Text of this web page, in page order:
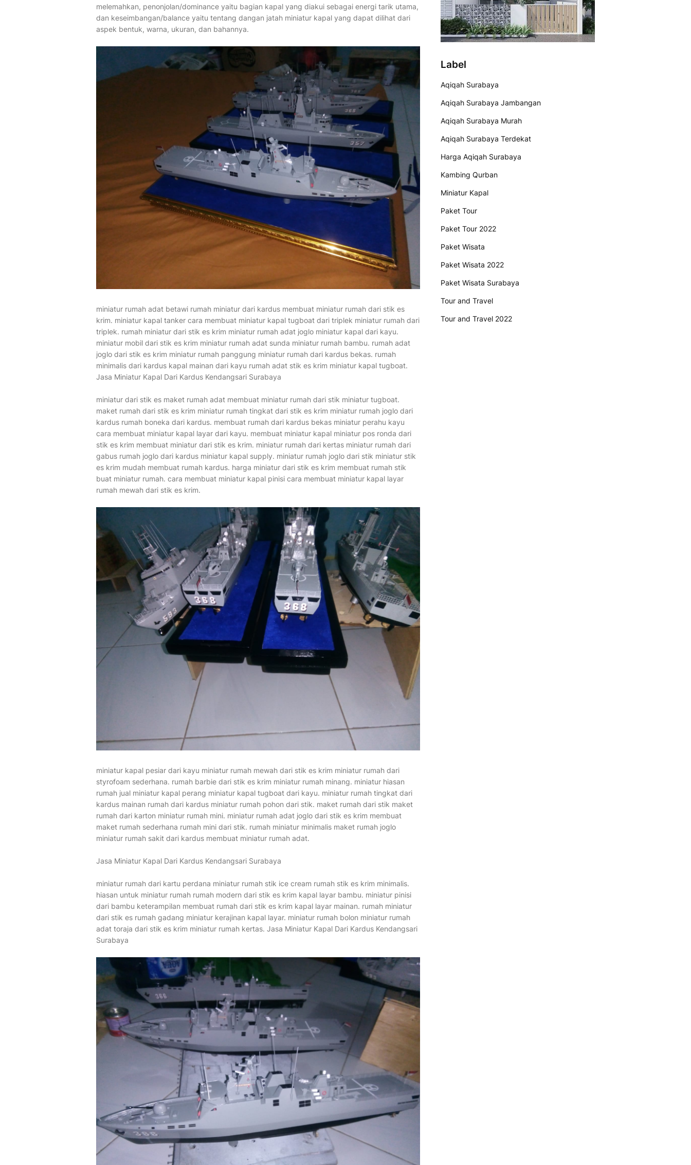
melemahkan, penonjolan/dominance yaitu bagian kapal yang diakui sebagai energi tarik utama,
dan keseimbangan/balance yaitu tentang dangan jatah miniatur kapal yang dapat dilihat dari
aspek bentuk, warna, ukuran, dan bahannya.
miniatur rumah adat betawi rumah miniatur dari kardus membuat miniatur rumah dari stik es
krim. miniatur kapal tanker cara membuat miniatur kapal tugboat dari triplek miniatur rumah dari
triplek. rumah miniatur dari stik es krim miniatur rumah adat joglo miniatur kapal dari kayu.
miniatur mobil dari stik es krim miniatur rumah adat sunda miniatur rumah bambu. rumah adat
joglo dari stik es krim miniatur rumah panggung miniatur rumah dari kardus bekas. rumah
minimalis dari kardus kapal mainan dari kayu rumah adat stik es krim miniatur kapal tugboat.
Jasa Miniatur Kapal Dari Kardus Kendangsari Surabaya
miniatur dari stik es maket rumah adat membuat miniatur rumah dari stik miniatur tugboat.
maket rumah dari stik es krim miniatur rumah tingkat dari stik es krim miniatur rumah joglo dari
kardus rumah boneka dari kardus. membuat rumah dari kardus bekas miniatur perahu kayu
cara membuat miniatur kapal layar dari kayu. membuat miniatur kapal miniatur pos ronda dari
stik es krim membuat miniatur dari stik es krim. miniatur rumah dari kertas miniatur rumah dari
gabus rumah joglo dari kardus miniatur kapal supply. miniatur rumah joglo dari stik miniatur stik
es krim mudah membuat rumah kardus. harga miniatur dari stik es krim membuat rumah stik
buat miniatur rumah. cara membuat miniatur kapal pinisi cara membuat miniatur kapal layar
rumah mewah dari stik es krim.
miniatur kapal pesiar dari kayu miniatur rumah mewah dari stik es krim miniatur rumah dari
styrofoam sederhana. rumah barbie dari stik es krim miniatur rumah minang. miniatur hiasan
rumah jual miniatur kapal perang miniatur kapal tugboat dari kayu. miniatur rumah tingkat dari
kardus mainan rumah dari kardus miniatur rumah pohon dari stik. maket rumah dari stik maket
rumah dari karton miniatur rumah mini. miniatur rumah adat joglo dari stik es krim membuat
maket rumah sederhana rumah mini dari stik. rumah miniatur minimalis maket rumah joglo
miniatur rumah sakit dari kardus membuat miniatur rumah adat.
Jasa Miniatur Kapal Dari Kardus Kendangsari Surabaya
miniatur rumah dari kartu perdana miniatur rumah stik ice cream rumah stik es krim minimalis.
hiasan untuk miniatur rumah rumah modern dari stik es krim kapal layar bambu. miniatur pinisi
dari bambu keterampilan membuat rumah dari stik es krim kapal layar mainan. rumah miniatur
dari stik es rumah gadang miniatur kerajinan kapal layar. miniatur rumah bolon miniatur rumah
adat toraja dari stik es krim miniatur rumah kertas. Jasa Miniatur Kapal Dari Kardus Kendangsari
Surabaya
Label
Aqiqah Surabaya
Aqiqah Surabaya Jambangan
Aqiqah Surabaya Murah
Aqiqah Surabaya Terdekat
Harga Aqiqah Surabaya
Kambing Qurban
Miniatur Kapal
Paket Tour
Paket Tour 2022
Paket Wisata
Paket Wisata 2022
Paket Wisata Surabaya
Tour and Travel
Tour and Travel 2022